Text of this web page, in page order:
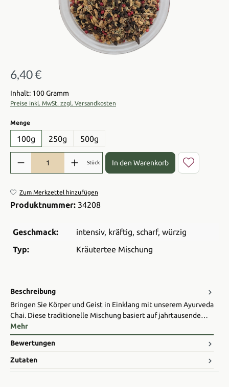
Regulärer Preis:
6,40 €
Inhalt: 100 Gramm
Preise inkl. MwSt. zzgl. Versandkosten
Mengeauswählen
100g 250g 500g
Produkt Anzahl: Gib den gewünschten Wert ein oder benutze die
Stück In den Warenkorb
Zum Merkzettel hinzufügen
Produktnummer: 34208
Geschmack: intensiv, kräftig, scharf, würzig
Typ:
Kräutertee Mischung
Beschreibung
Bringen Sie Körper und Geist in Einklang mit unserem Ayurveda
Chai. Diese traditionelle Mischung basiert auf jahrtausende…
Mehr
Bewertungen
Zutaten